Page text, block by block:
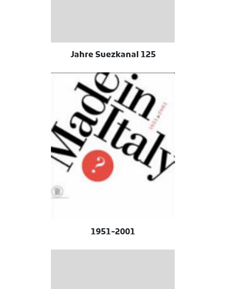
125 Jahre Suezkanal
1951-2001